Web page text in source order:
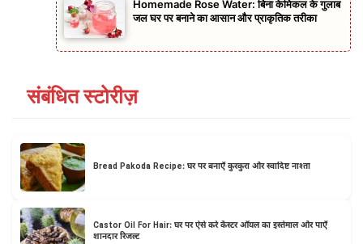
Homemade Rose Water: बिना केमिकल के गुलाब
जल घर पर बनाने का आसान और प्राकृतिक तरीका
संबंधित स्टोरीज़
Bread Pakoda Recipe: घर पर बनाएँ कुरकुरा और स्वादिष्ट नाश्ता
Castor Oil For Hair: घर पर ऐसे करें कैस्टर ऑयल का इस्तेमाल और पाएँ
शानदार रिजल्ट